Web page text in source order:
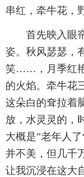
串红，牵牛花，
首先映入眼
姿。秋风瑟瑟，
笑……，月季红
的火焰。牵牛花
这朵白的耷拉着
放，水灵灵的，
大概是”老年人
并不美，但几千
让我沉浸在这大